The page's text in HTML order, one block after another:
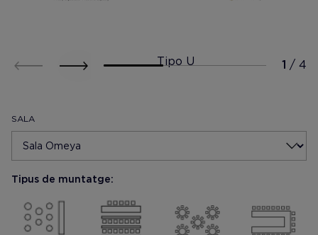
Tipo U
SALA
Tipus de muntatge: